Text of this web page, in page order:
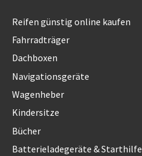
Reifen günstig online kaufen
Fahrradträger
Dachboxen
Navigationsgeräte
Wagenheber
Kindersitze
Bücher
Batterieladegeräte & Starthilfe